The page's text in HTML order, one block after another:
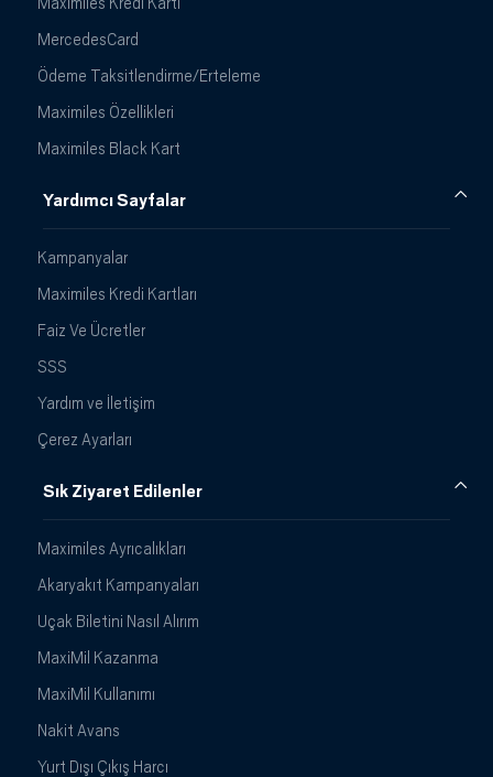
MercedesCard
Ödeme Taksitlendirme/Erteleme
Maximiles Özellikleri
Maximiles Black Kart
Yardımcı Sayfalar
Kampanyalar
Maximiles Kredi Kartları
Faiz Ve Ücretler
SSS
Yardım ve İletişim
Çerez Ayarları
Sık Ziyaret Edilenler
Maximiles Ayrıcalıkları
Akaryakıt Kampanyaları
Uçak Biletini Nasıl Alırım
MaxiMil Kazanma
MaxiMil Kullanımı
Nakit Avans
Yurt Dışı Çıkış Harcı